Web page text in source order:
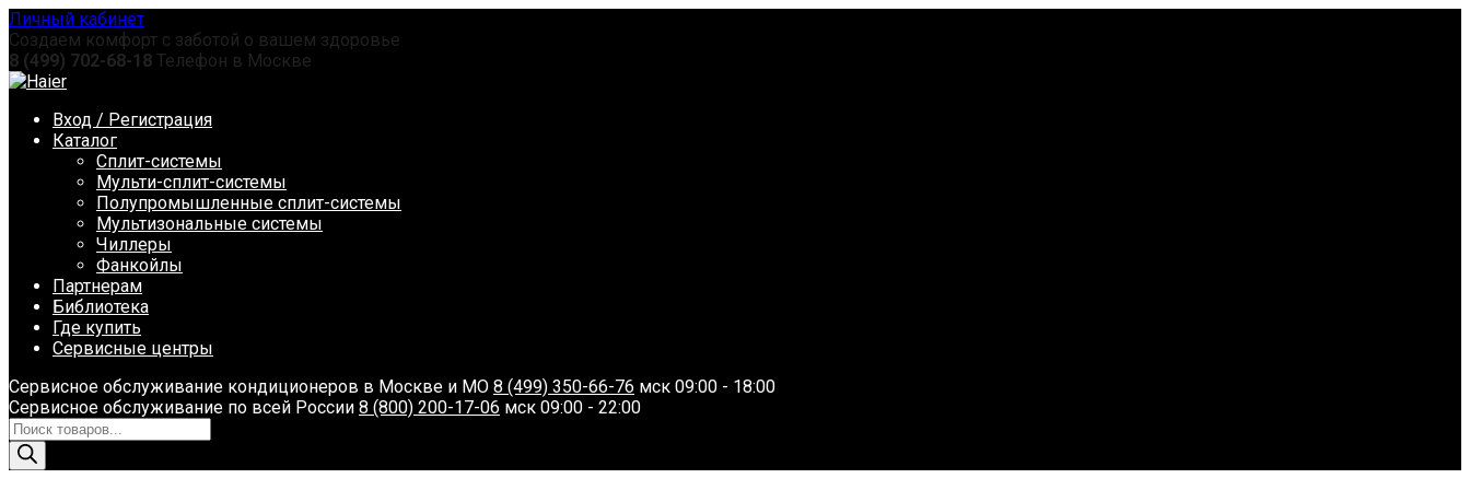
Перейти
к
содержанию
Личный кабинет
Создаем комфорт с заботой о вашем здоровье
8 (499) 702-68-18 Телефон в Москве
Вход / Регистрация
Каталог
Сплит-системы
Мульти-сплит-системы
Полупромышленные сплит-системы
Мультизональные системы
Чиллеры
Фанкойлы
Партнерам
Библиотека
Где купить
Сервисные центры
Сервисное обслуживание кондиционеров в Москве и МО 8 (499) 350-66-76 мск 09:00 - 18:00
Сервисное обслуживание по всей России 8 (800) 200-17-06 мск 09:00 - 22:00
Поиск
товаров